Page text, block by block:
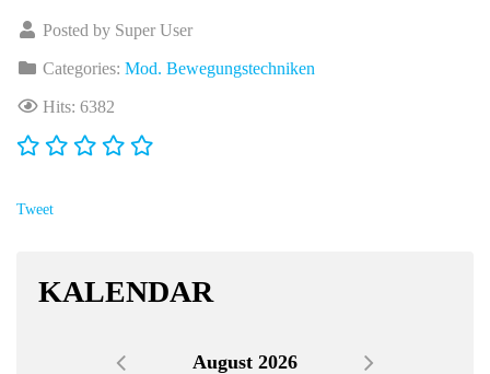
Posted by Super User
Categories: Mod. Bewegungstechniken
Hits: 6382
Tweet
KALENDAR
August 2026